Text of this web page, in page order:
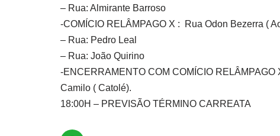
– Rua: Almirante Barroso
-COMÍCIO RELÂMPAGO X : Rua Odon Bezerra (
– Rua: Pedro Leal
– Rua: João Quirino
-ENCERRAMENTO COM COMÍCIO
Camilo ( Catolé).
18:00H – PREVISÃO TÉRMINO CARREATA